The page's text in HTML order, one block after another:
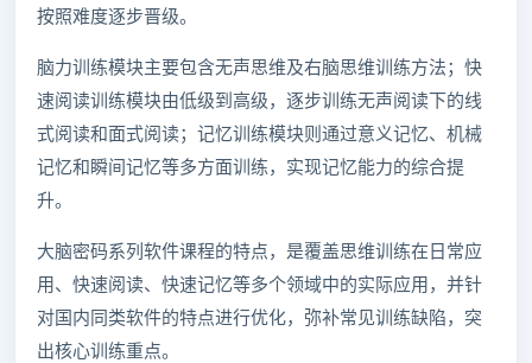
按照难度逐步晋级。
脑力训练模块主要包含无声思维及右脑思维训练方法；快
速阅读训练模块由低级到高级，逐步训练无声阅读下的线
式阅读和面式阅读；记忆训练模块则通过意义记忆、机械
记忆和瞬间记忆等多方面训练，实现记忆能力的综合提
升。
大脑密码系列软件课程的特点，是覆盖思维训练在日常应
用、快速阅读、快速记忆等多个领域中的实际应用，并针
对国内同类软件的特点进行优化，弥补常见训练缺陷，突
出核心训练重点。